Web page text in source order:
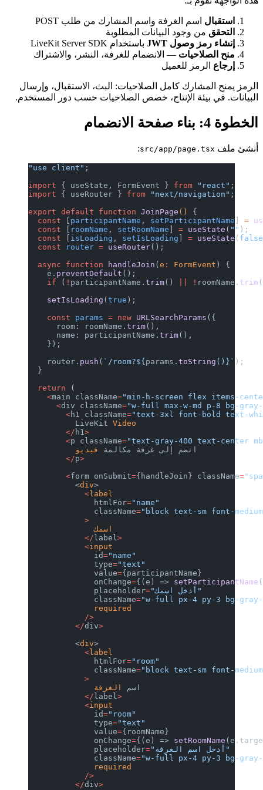
استقبال اسم الغرفة واسم المشارك من طلب POST
التحققمن وجود البيانات المطلوبة
إنشاء رمز وصول JWT
باستخدام LiveKit Server SDK
منح الصلاحيات— الانضمام للغرفة، النشر، والاشتراك
إرجاعالرمز للعميل
الرمز يمنح المشارك كامل الصلاحيات: البث، الاستقبال، وإرسال
البيانات. في بيئة الإنتاج، خصص الصلاحيات حسب دور المستخدم.
الخطوة 4: بناء صفحة الانضمام
أنشئ ملف src/app/page.tsx
:
"use client"
import { useState, FormEvent } from "react"
import { useRouter } from "next/navigation"
export default function JoinPage ()
  const
[participantName , setParticipantName ]
  const
[roomName , setRoomName ] useState ( "" );
  const
[isLoading , setIsLoading ] useState (
  const
router = useRouter ();
  async
function handleJoin ( e FormEvent
) {
    e.
preventDefault ();
    if
( !participantName. trim () !roomName. trim
    setIsLoading
( true );
    const
params = new URLSearchParams ({
      room: roomName.
trim (),
      name: participantName.
trim (),
    });
    router.
push ( `/room?${params .toString () }` );
  }
  return
(
    <
main className="min-h-screen flex items-
      <
div className="w-full max-w-md p-8 bg-
        <
h1 className="text-3xl font-bold text-
          LiveKit
Video
        </
h1
        <
p className="text-gray-400 text-center
          انضم إلى غرفة مكالمة
فيديو
        </
p
        <
form onSubmit= {handleJoin} className=
          <
div
            <
label
              htmlFor
= "name"
              className
= "block text-sm font-
            >
              اسمك
            </
label
            <
input
              id
= "name"
              type
="text"
              value
= {participantName}
              onChange
= {(e) => setParticipantName
              placeholder
=
              className
="w-full px-4 py-3 bg-
              required
            />
          </
div
          <
div
            <
label
              htmlFor
= "room"
              className
= "block text-sm font-
            >
              اسم
الغرفة
            </
label
            <
input
              id
= "room"
              type
="text"
              value
= {roomName}
              onChange
= {(e) => setRoomName
              placeholder
=
              className
="w-full px-4 py-3 bg-
              required
            />
          </
div